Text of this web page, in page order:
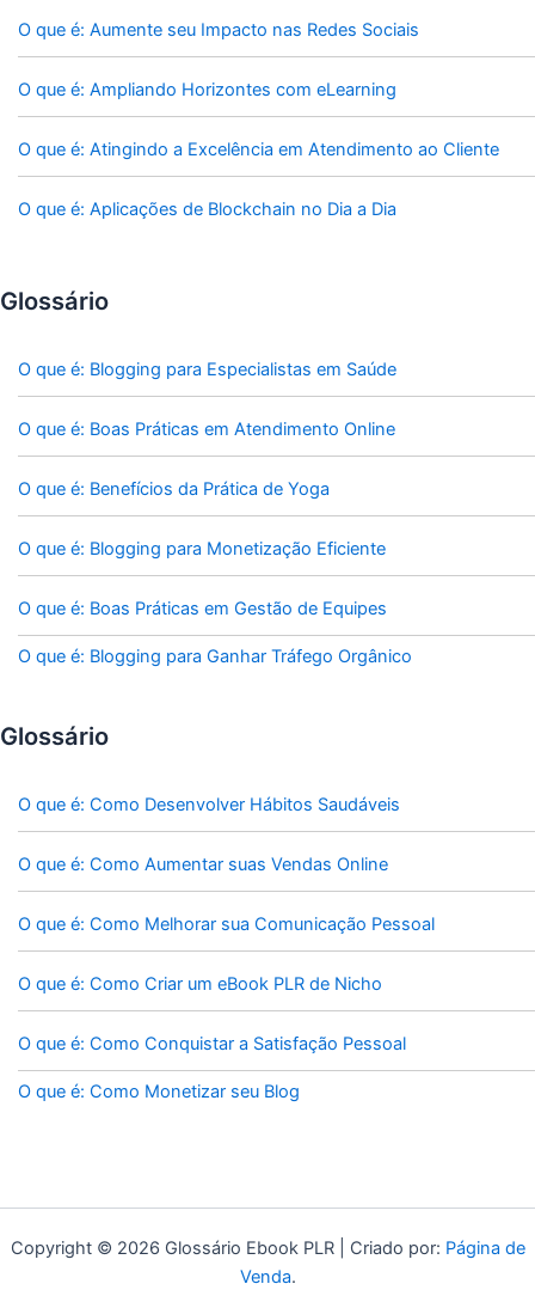
O que é: Aumente seu Impacto nas Redes Sociais
O que é: Ampliando Horizontes com eLearning
O que é: Atingindo a Excelência em Atendimento ao Cliente
O que é: Aplicações de Blockchain no Dia a Dia
Glossário
O que é: Blogging para Especialistas em Saúde
O que é: Boas Práticas em Atendimento Online
O que é: Benefícios da Prática de Yoga
O que é: Blogging para Monetização Eficiente
O que é: Boas Práticas em Gestão de Equipes
O que é: Blogging para Ganhar Tráfego Orgânico
Glossário
O que é: Como Desenvolver Hábitos Saudáveis
O que é: Como Aumentar suas Vendas Online
O que é: Como Melhorar sua Comunicação Pessoal
O que é: Como Criar um eBook PLR de Nicho
O que é: Como Conquistar a Satisfação Pessoal
O que é: Como Monetizar seu Blog
Copyright © 2026 Glossário Ebook PLR | Criado por: Página de
Venda.